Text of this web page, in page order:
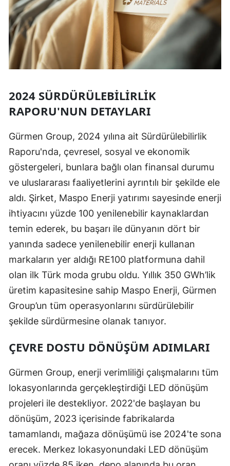
2024 SÜRDÜRÜLEBILIRLIK
RAPORU'NUN DETAYLARI
Gürmen Group, 2024 yılına ait Sürdürülebilirlik
Raporu'nda, çevresel, sosyal ve ekonomik
göstergeleri, bunlara bağlı olan finansal durumu
ve uluslararası faaliyetlerini ayrıntılı bir şekilde ele
aldı. Şirket, Maspo Enerji yatırımı sayesinde enerji
ihtiyacını yüzde 100 yenilenebilir kaynaklardan
temin ederek, bu başarı ile dünyanın dört bir
yanında sadece yenilenebilir enerji kullanan
markaların yer aldığı RE100 platformuna dahil
olan ilk Türk moda grubu oldu. Yıllık 350 GWh’lik
üretim kapasitesine sahip Maspo Enerji, Gürmen
Group’un tüm operasyonlarını sürdürülebilir
şekilde sürdürmesine olanak tanıyor.
ÇEVRE DOSTU DÖNÜŞÜM ADIMLARI
Gürmen Group, enerji verimliliği çalışmalarını tüm
lokasyonlarında gerçekleştirdiği LED dönüşüm
projeleri ile destekliyor. 2022'de başlayan bu
dönüşüm, 2023 içerisinde fabrikalarda
tamamlandı, mağaza dönüşümü ise 2024'te sona
erecek. Merkez lokasyonundaki LED dönüşüm